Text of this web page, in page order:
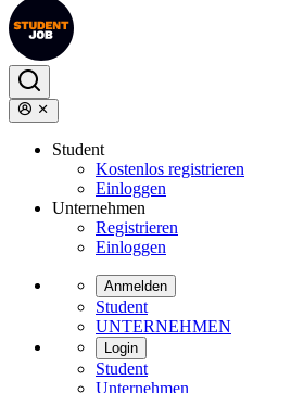
Student
Kostenlos registrieren
Einloggen
Unternehmen
Registrieren
Einloggen
Anmelden
Student
UNTERNEHMEN
Login
Student
Unternehmen